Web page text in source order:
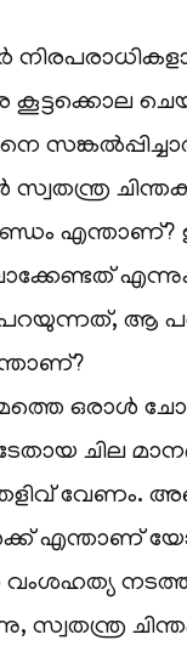
കൂട്ടക്കൊല
സ്വതന്ത്ര
ആ
ഒരാൾ
ചില
വേണം.
എന്താണ്
സ്വതന്ത്ര